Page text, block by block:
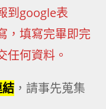
到google表
，填寫完畢即完
任何資料。
，請事先蒐集